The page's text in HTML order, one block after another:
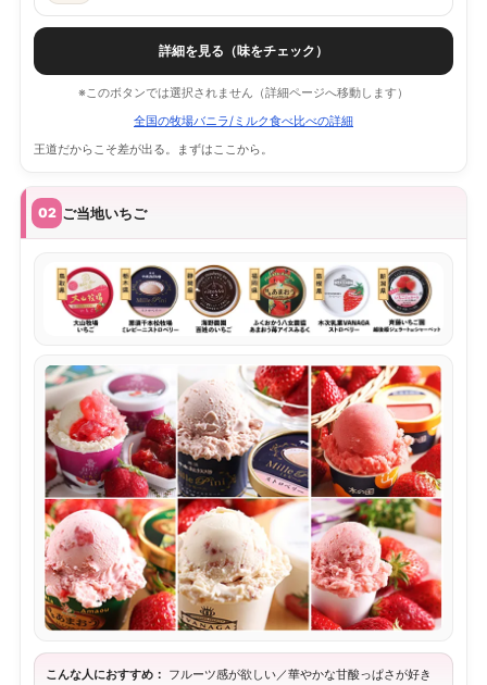
詳細を見る（味をチェック）
※このボタンでは選択されません（詳細ページへ移動します）
全国の牧場バニラ/ミルク食べ比べの詳細
王道だからこそ差が出る。まずはここから。
02 ご当地いちご
こんな人におすすめ： フルーツ感が欲しい／華やかな甘酸っぱさが好き